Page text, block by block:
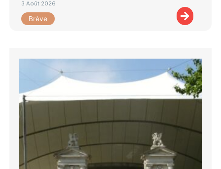
3 Août 2026
Brève